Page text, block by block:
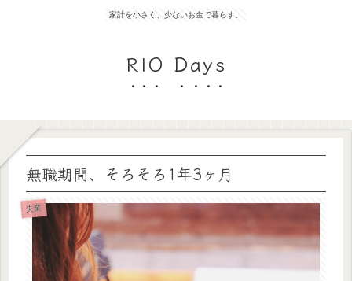
家計を小さく、少ないお金で暮らす。
RIO Days
無職期間、そろそろ1年3ヶ月
失業